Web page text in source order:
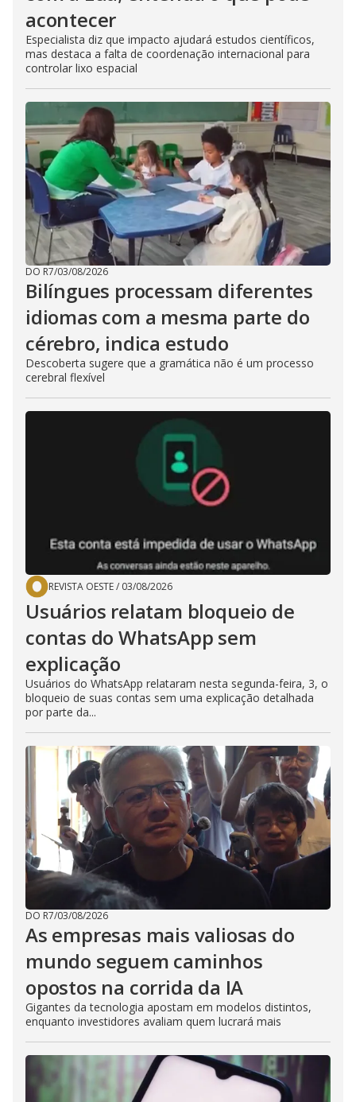
acontecer
Especialista diz que impacto ajudará estudos científicos,
mas destaca a falta de coordenação internacional para
controlar lixo espacial
DO R7/03/08/2026
Bilíngues processam diferentes
idiomas com a mesma parte do
cérebro, indica estudo
Descoberta sugere que a gramática não é um processo
cerebral flexível
REVISTA OESTE/ 03/08/2026
Usuários relatam bloqueio de
contas do WhatsApp sem
explicação
Usuários do WhatsApp relataram nesta segunda-feira, 3, o
bloqueio de suas contas sem uma explicação detalhada
por parte da...
DO R7/03/08/2026
As empresas mais valiosas do
mundo seguem caminhos
opostos na corrida da IA
Gigantes da tecnologia apostam em modelos distintos,
enquanto investidores avaliam quem lucrará mais